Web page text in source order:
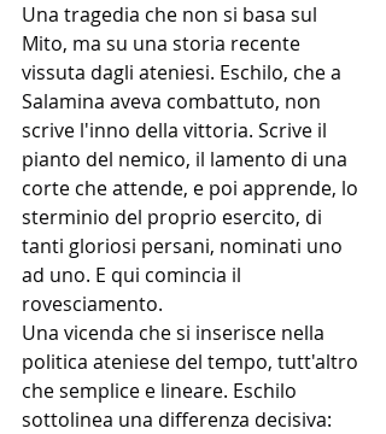
Una tragedia che non si basa sul
Mito, ma su una storia recente
vissuta dagli ateniesi. Eschilo, che a
Salamina aveva combattuto, non
scrive l'inno della vittoria. Scrive il
pianto del nemico, il lamento di una
corte che attende, e poi apprende, lo
sterminio del proprio esercito, di
tanti gloriosi persani, nominati uno
ad uno. E qui comincia il
rovesciamento.
Una vicenda che si inserisce nella
politica ateniese del tempo, tutt'altro
che semplice e lineare. Eschilo
sottolinea una differenza decisiva: